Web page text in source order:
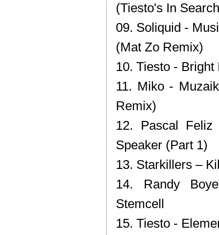
(Tiesto's In
09. Soliquid -
(Mat Zo Remix)
10. Tiesto -
11. Miko -
Remix)
12. Pascal
Speaker (Part 1)
13. Starkillers –
14. Randy
Stemcell
15. Tiesto -